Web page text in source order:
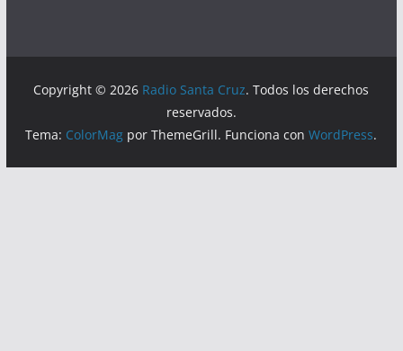
Copyright © 2026 Radio Santa Cruz. Todos los derechos
reservados.
Tema: ColorMag por ThemeGrill. Funciona conWordPress.